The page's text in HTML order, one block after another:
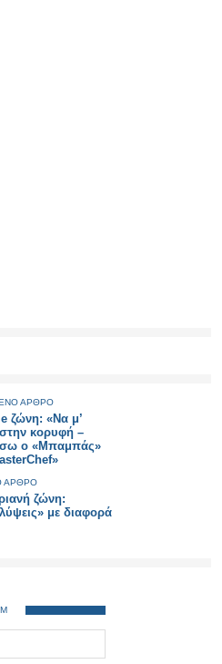
ΑΡΘΡΟ
ζώνη: «Να μ’
κορυφή –
ο «Μπαμπάς»
ΑΡΘΡΟ
ζώνη:
με διαφορά